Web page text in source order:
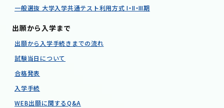
一般選抜 大学入学共通テスト利用方式 Ⅰ・Ⅱ・Ⅲ期
出願から入学まで
出願から入学手続きまでの流れ
試験当日について
合格発表
入学手続
WEB出願に関するQ&A